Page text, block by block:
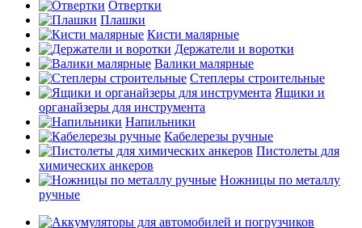
Отвертки
Плашки
Кисти малярные
Держатели и воротки
Валики малярные
Степлеры строительные
Ящики и
органайзеры для инструмента
Напильники
Кабелерезы ручные
Пистолеты для
химических анкеров
Ножницы по металлу
ручные